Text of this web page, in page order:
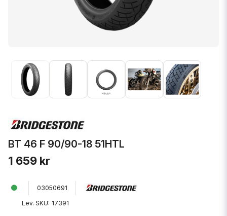
BT 46 F 90/90-18 51HTL
1 659 kr
03050691
Lev. SKU: 17391